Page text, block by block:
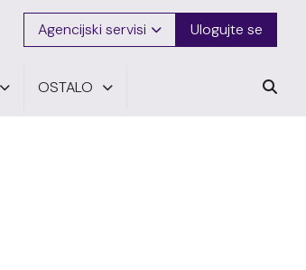
Agencijski servisi Ulogujte se
OSTALO